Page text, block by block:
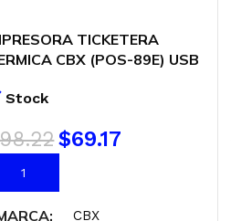
TICKETERA
CBX (POS-89E) USB
AUTOMÁTICO
Stock
98.22$69.17
AÑADIR AL CARRITO
CBX